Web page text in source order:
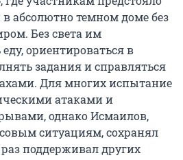
в абсолютно темном доме без
Без света им
ориентироваться в
задания и справляться
Для многих испытание
атаками и
однако Исмаилов,
ситуациям, сохранял
поддерживал других